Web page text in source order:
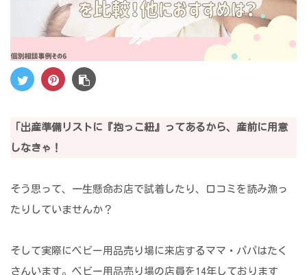
「出産準備リストに『抱っこ紐』ってあるから、産前に用意
しなきゃ！
そう思って、一生懸命お店で試着したり、口コミを読み漁っ
たりしていませんか？
そして実際にベビー用品売り場に来店するママ・パパはたく
さんいます。ベビー用品売り場の店員を14年しております